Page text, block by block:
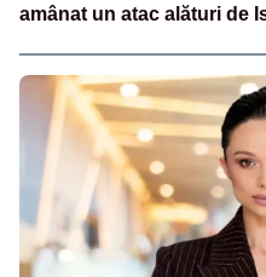
amânat un atac alături de